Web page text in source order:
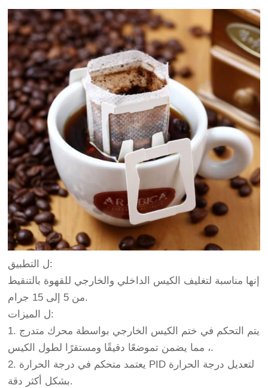
ل التطبيق:
إنها مناسبة لتغليف الكيس الداخلي والخارجي للقهوة بالتنقيط
من 5 إلى 15 جرام.
ل الميزات:
1. يتم التحكم في ختم الكيس الخارجي بواسطة محرك متدرج
، مما يضمن تموضعًا دقيقًا ومستقرًا لطول الكيس.
2. يعتمد متحكم في درجة الحرارة PID لتعديل درجة الحرارة
بشكل أكثر دقة.